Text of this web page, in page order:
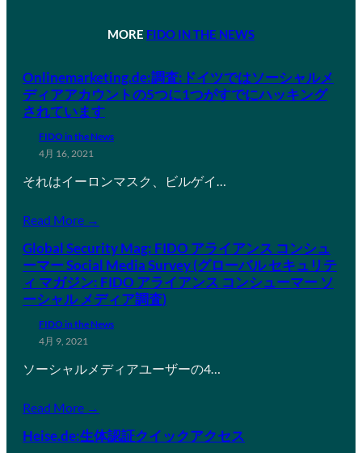
MORE FIDO IN THE NEWS
Onlinemarketing.de:調査:ドイツではソーシャルメ
ディアアカウントの5つに1つがすでにハッキング
されています
FIDO in the News
4月 16, 2021
それはイーロンマスク、ビルゲイ…
Read More →
Global Security Mag: FIDO アライアンス コンシュ
ーマー Social Media Survey (グローバル セキュリテ
ィ マガジン: FIDO アライアンス コンシューマー ソ
ーシャル メディア調査)
FIDO in the News
4月 9, 2021
ソーシャルメディアユーザーの4…
Read More →
Heise.de:生体認証クイックアクセス